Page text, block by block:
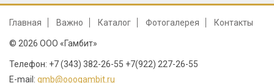
Главная Важно Каталог Фотогалерея Контакты
© 2026 ООО «Гамбит»
Телефон: +7 (343) 382-26-55 +7(922) 227-26-55
E-mail: gmb@ooogambit.ru